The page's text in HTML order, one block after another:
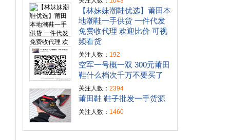
【林妹妹潮鞋优选】莆田本
地潮鞋一手供货 一件代发
免费收代理 欢迎比价 可视
频看货
关注人数： 192
空军一号概一双 300元莆田
鞋什么档次千万不要买了
关注人数： 2394
莆田鞋 鞋子批发一手货源
关注人数： 1460